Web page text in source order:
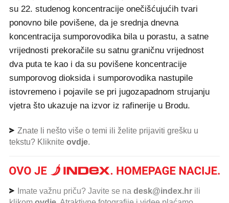
su 22. studenog koncentracije onečišćujućih tvari
ponovno bile povišene, da je srednja dnevna
koncentracija sumporovodika bila u porastu, a satne
vrijednosti prekoračile su satnu graničnu vrijednost
dva puta te kao i da su povišene koncentracije
sumporovog dioksida i sumporovodika nastupile
istovremeno i pojavile se pri jugozapadnom strujanju
vjetra što ukazuje na izvor iz rafinerije u Brodu.
Znate li nešto više o temi ili želite prijaviti grešku u
tekstu? Kliknite ovdje.
Imate važnu priču? Javite se na desk@index.hr ili